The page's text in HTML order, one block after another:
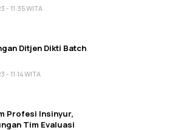
- 11:35 WITA
Ditjen Dikti Batch
- 11:14 WITA
Profesi Insinyur,
Tim Evaluasi